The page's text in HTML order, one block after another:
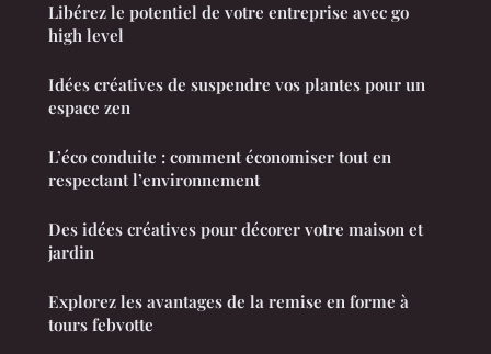
Libérez le potentiel de votre entreprise avec go
high level
Idées créatives de suspendre vos plantes pour un
espace zen
L’éco conduite : comment économiser tout en
respectant l’environnement
Des idées créatives pour décorer votre maison et
jardin
Explorez les avantages de la remise en forme à
tours febvotte